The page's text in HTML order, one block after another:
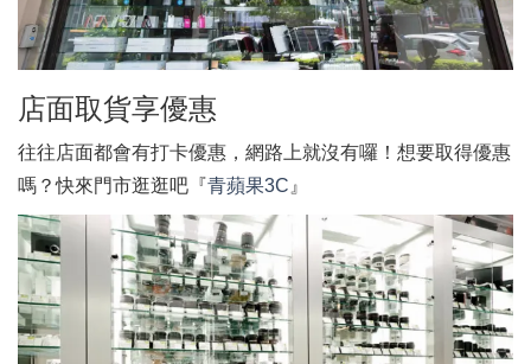
店面取貨享優惠
往往店面都會有打卡優惠，網路上就沒有囉！想要取得優惠
嗎？快來門市逛逛吧『青蘋果3C 』